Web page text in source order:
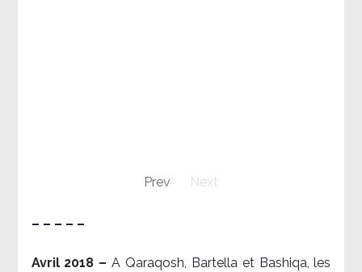
Prev Next
– – – – –
Avril 2018 –A Qaraqosh, Bartella et Bashiqa, les